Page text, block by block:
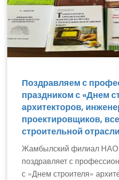
Поздравляем с
праздником с «Днем
архитекторов,
проектировщиков,
строительной
Жамбылский филиал
поздравляет с
с «Днем строителя»